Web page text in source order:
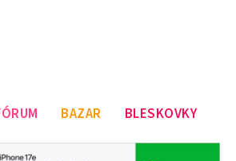
BAZAR BLESKOVKY